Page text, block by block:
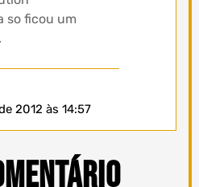
2012 às 14:57
so ficou um